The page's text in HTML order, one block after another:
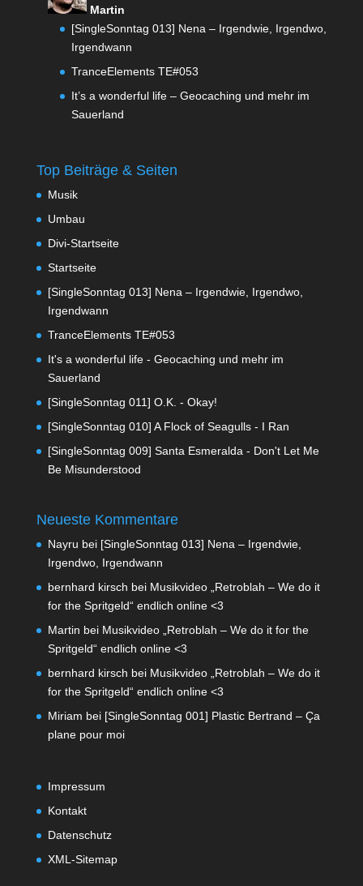
Martin
[SingleSonntag 013] Nena – Irgendwie, Irgendwo,
Irgendwann
TranceElements TE#053
It’s a wonderful life – Geocaching und mehr im
Sauerland
Top Beiträge & Seiten
Musik
Umbau
Divi-Startseite
Startseite
[SingleSonntag 013] Nena – Irgendwie, Irgendwo,
Irgendwann
TranceElements TE#053
It's a wonderful life - Geocaching und mehr im
Sauerland
[SingleSonntag 011] O.K. - Okay!
[SingleSonntag 010] A Flock of Seagulls - I Ran
[SingleSonntag 009] Santa Esmeralda - Don't Let Me
Be Misunderstood
Neueste Kommentare
Nayru bei [SingleSonntag 013] Nena – Irgendwie,
Irgendwo, Irgendwann
bernhard kirsch bei Musikvideo „Retroblah – We do it
for the Spritgeld“ endlich online <3
Martin bei Musikvideo „Retroblah – We do it for the
Spritgeld“ endlich online <3
bernhard kirsch bei Musikvideo „Retroblah – We do it
for the Spritgeld“ endlich online <3
Miriam bei [SingleSonntag 001] Plastic Bertrand – Ça
plane pour moi
Impressum
Kontakt
Datenschutz
XML-Sitemap